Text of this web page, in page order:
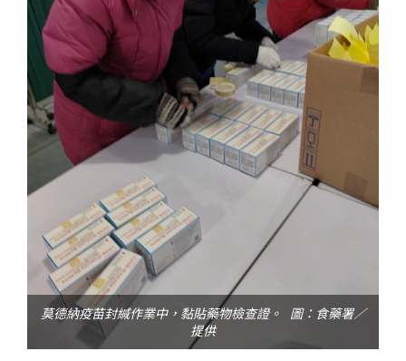
莫德納疫苗封緘作業中，黏貼藥物檢查證。 圖：食藥署／
提供